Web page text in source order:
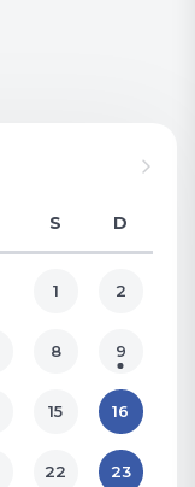
S D
1 2
8 9
15 16
22 23